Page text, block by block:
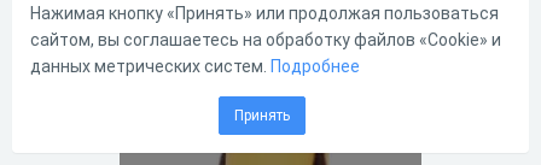
Одномембранны
е органоиды 1
Нажимая кнопку «Принять» или продолжая пользоваться
сайтом, вы соглашаетесь на обработку файлов «Cookie» и
данных метрических систем. Подробнее
Принять